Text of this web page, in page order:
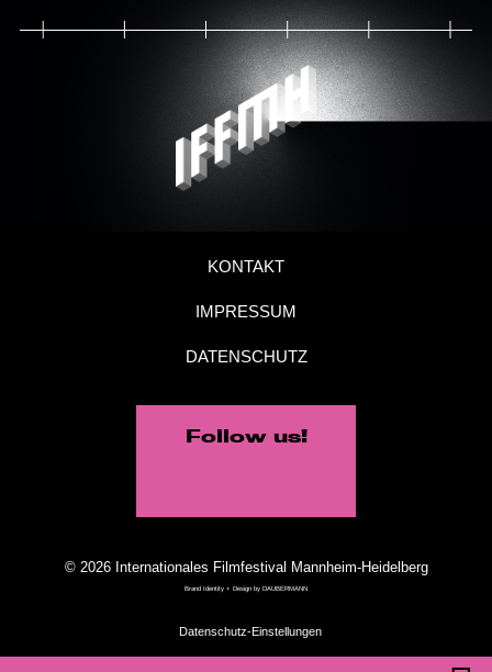
KONTAKT
IMPRESSUM
DATENSCHUTZ
Follow us!
© 2026 Internationales Filmfestival Mannheim-Heidelberg
Brand Identity + Design by DAUBERMANN